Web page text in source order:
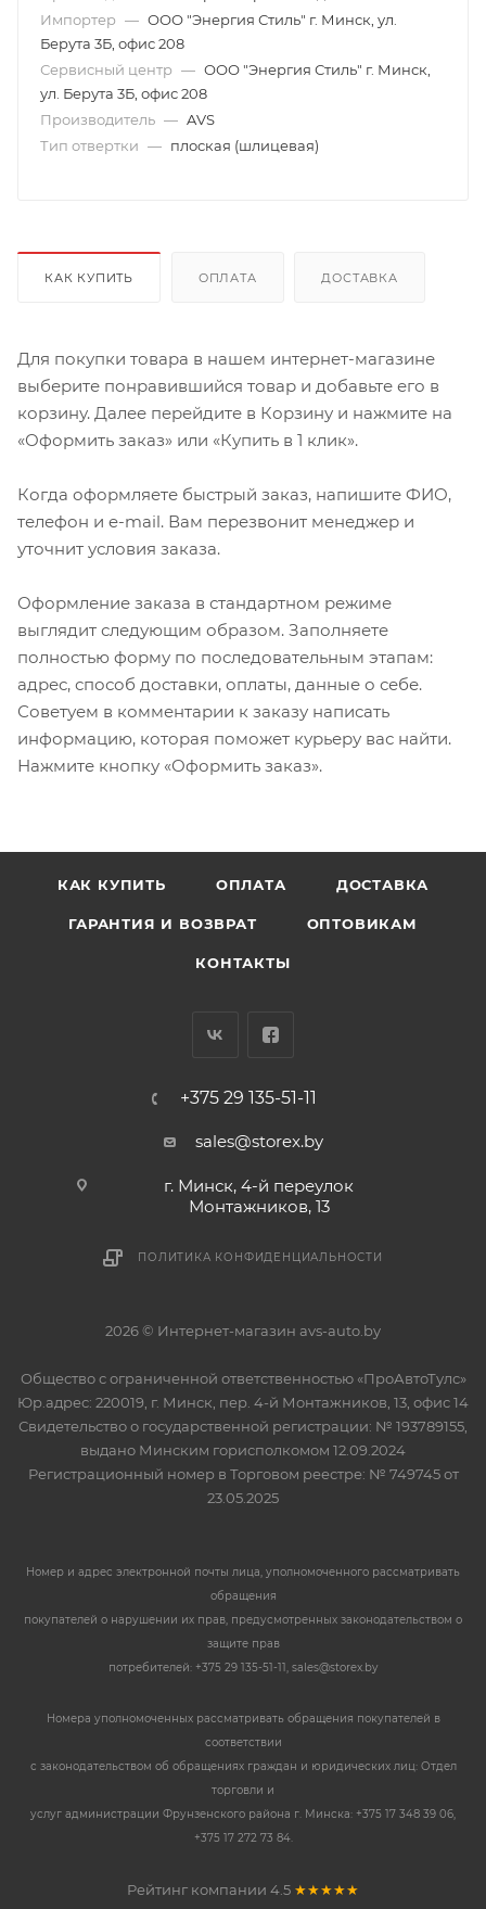
Импортер — ООО "Энергия Стиль" г. Минск, ул.
Берута 3Б, офис 208
Сервисный центр — ООО "Энергия Стиль" г. Минск,
ул. Берута 3Б, офис 208
Производитель — AVS
Тип отвертки — плоская (шлицевая)
КАК КУПИТЬ ОПЛАТА ДОСТАВКА
Для покупки товара в нашем интернет-магазине
выберите понравившийся товар и добавьте его в
корзину. Далее перейдите в Корзину и нажмите на
«Оформить заказ» или «Купить в 1 клик».
Когда оформляете быстрый заказ, напишите ФИО,
телефон и e-mail. Вам перезвонит менеджер и
уточнит условия заказа.
Оформление заказа в стандартном режиме
выглядит следующим образом. Заполняете
полностью форму по последовательным этапам:
адрес, способ доставки, оплаты, данные о себе.
Советуем в комментарии к заказу написать
информацию, которая поможет курьеру вас найти.
Нажмите кнопку «Оформить заказ».
КАК КУПИТЬ ОПЛАТА ДОСТАВКА
ГАРАНТИЯ И ВОЗВРАТ ОПТОВИКАМ
КОНТАКТЫ
+375 29 135-51-11
sales@storex.by
г. Минск, 4-й переулок
Монтажников, 13
ПОЛИТИКА КОНФИДЕНЦИАЛЬНОСТИ
2026 © Интернет-магазин avs-auto.by
Общество с ограниченной ответственностью «ПроАвтоТулс»
Юр.адрес: 220019, г. Минск, пер. 4-й Монтажников, 13, офис 14
Свидетельство о государственной регистрации: № 193789155,
выдано Минским горисполкомом 12.09.2024
Регистрационный номер в Торговом реестре: № 749745 от
23.05.2025
Номер и адрес электронной почты лица, уполномоченного рассматривать
обращения
покупателей о нарушении их прав, предусмотренных законодательством о
защите прав
потребителей: +375 29 135-51-11, sales@storex.by
Номера уполномоченных рассматривать обращения покупателей в
соответствии
с законодательством об обращениях граждан и юридических лиц: Отдел
торговли и
услуг администрации Фрунзенского района г. Минска: +375 17 348 39 06,
+375 17 272 73 84.
Рейтинг компании 4.5 ★★★★★